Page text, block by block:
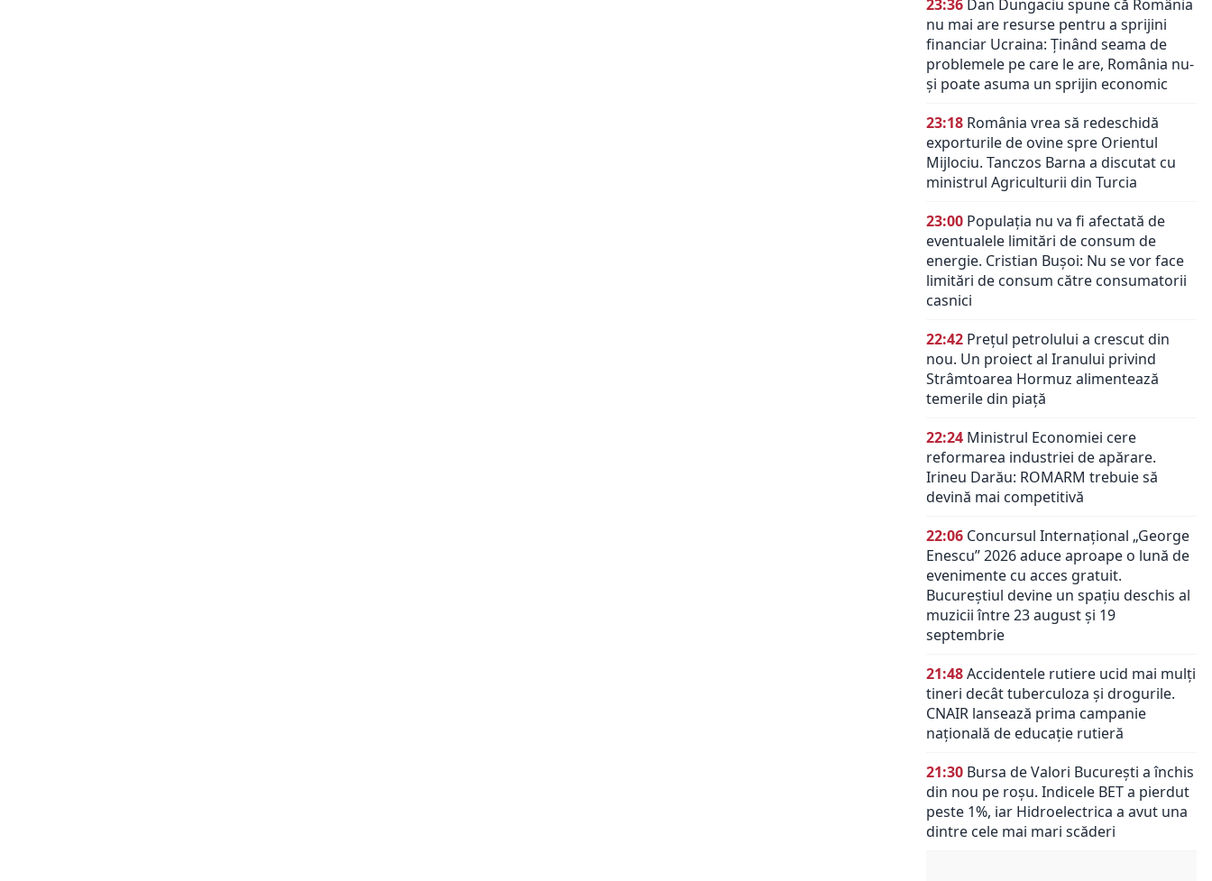
23:36 Dan Dungaciu spune că România
nu mai are resurse pentru a sprijini
financiar Ucraina: Ținând seama de
problemele pe care le are, România nu-
și poate asuma un sprijin economic
23:18 România vrea să redeschidă
exporturile de ovine spre Orientul
Mijlociu. Tanczos Barna a discutat cu
ministrul Agriculturii din Turcia
23:00 Populația nu va fi afectată de
eventualele limitări de consum de
energie. Cristian Bușoi: Nu se vor face
limitări de consum către consumatorii
casnici
22:42 Prețul petrolului a crescut din
nou. Un proiect al Iranului privind
Strâmtoarea Hormuz alimentează
temerile din piață
22:24 Ministrul Economiei cere
reformarea industriei de apărare.
Irineu Darău: ROMARM trebuie să
devină mai competitivă
22:06 Concursul Internațional „George
Enescu” 2026 aduce aproape o lună de
evenimente cu acces gratuit.
Bucureștiul devine un spațiu deschis al
muzicii între 23 august și 19
septembrie
21:48Accidentele rutiere ucid mai mulți
tineri decât tuberculoza și drogurile.
CNAIR lansează prima campanie
națională de educație rutieră
21:30 Bursa de Valori București a închis
din nou pe roșu. Indicele BET a pierdut
peste 1%, iar Hidroelectrica a avut una
dintre cele mai mari scăderi